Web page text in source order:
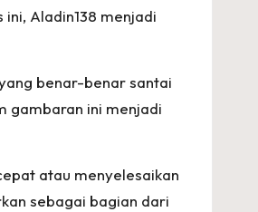
Aladin138 menjadi
benar-benar santai
gambaran ini menjadi
atau menyelesaikan
sebagai bagian dari